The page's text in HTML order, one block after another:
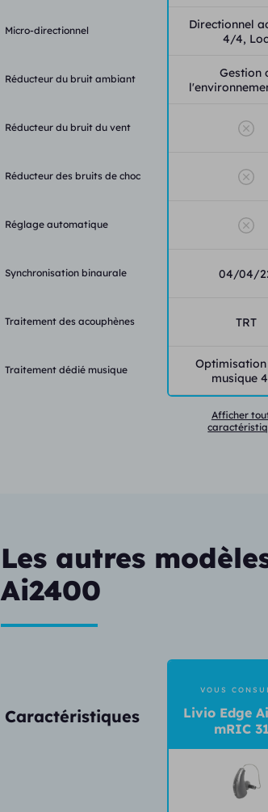
Micro-directionnel
Réducteur du bruit ambiant
Réducteur du bruit du vent
Réducteur des bruits de choc
Réglage automatique
Synchronisation binaurale
Traitement des acouphènes
Traitement dédié musique
Directionnel
4/4,
Gestion
04/04/
TRT
musique
Afficher
Les autres
Ai2400
Caractéristiques
VOUS
Livio Edge
mRIC